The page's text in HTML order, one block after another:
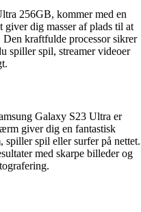
256GB, kommer med en
dig masser af plads til at
kraftfulde processor sikrer
spiller spil, streamer videoer
Galaxy S23 Ultra er
giver dig en fantastisk
spiller spil eller surfer på nettet.
med skarpe billeder og